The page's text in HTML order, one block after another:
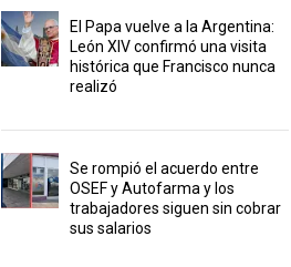
El Papa vuelve a la Argentina:
León XIV confirmó una visita
histórica que Francisco nunca
realizó
Se rompió el acuerdo entre
OSEF y Autofarma y los
trabajadores siguen sin cobrar
sus salarios